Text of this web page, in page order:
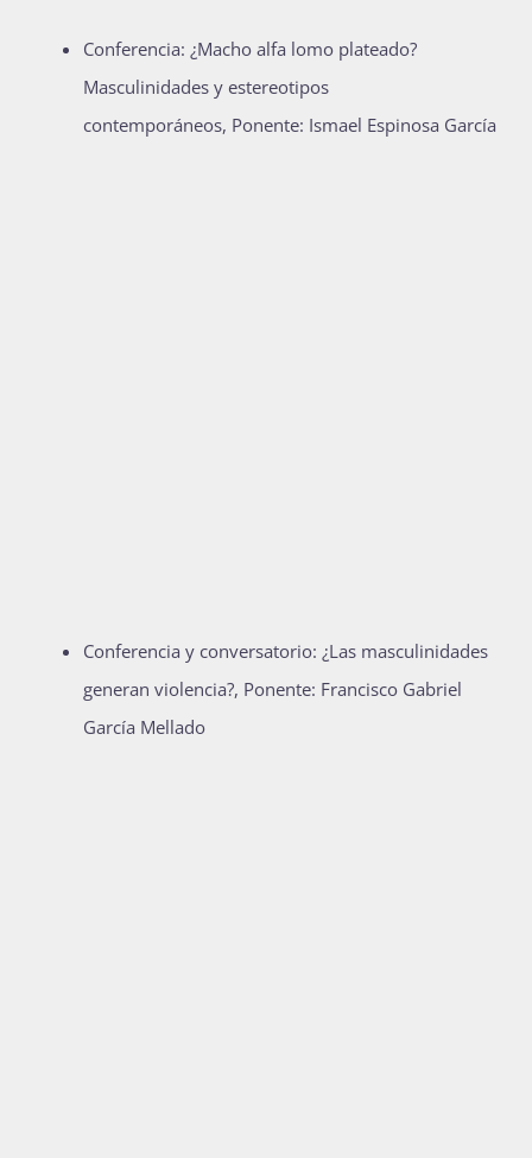
Conferencia: ¿Macho alfa lomo plateado?
Masculinidades y estereotipos
contemporáneos, Ponente: Ismael Espinosa García
Conferencia y conversatorio: ¿Las masculinidades
generan violencia?, Ponente: Francisco Gabriel
García Mellado